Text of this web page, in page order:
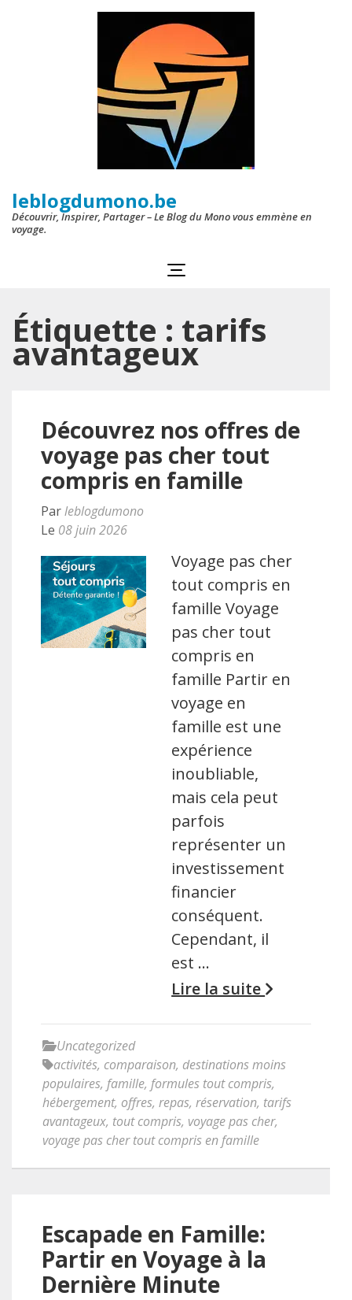
leblogdumono.be
Découvrir, Inspirer, Partager – Le Blog du Mono vous emmène en
voyage.
Étiquette : tarifs
avantageux
Découvrez nos offres de
voyage pas cher tout
compris en famille
Parleblogdumono
Le 08 juin 2026
Voyage pas cher
tout compris en
famille Voyage
pas cher tout
compris en
famille Partir en
voyage en
famille est une
expérience
inoubliable,
mais cela peut
parfois
représenter un
investissement
financier
conséquent.
Cependant, il
est …
Lire la suite
Uncategorized
activités, comparaison, destinations moins
populaires, famille, formules tout compris,
hébergement, offres, repas, réservation, tarifs
avantageux, tout compris, voyage pas cher,
voyage pas cher tout compris en famille
Escapade en Famille:
Partir en Voyage à la
Dernière Minute